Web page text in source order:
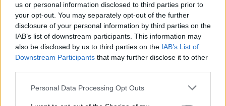
us or personal information disclosed to third parties prior to
your opt-out. You may separately opt-out of the further
disclosure of your personal information by third parties on the
IAB’s list of downstream participants. This information may
also be disclosed by us to third parties on the IAB’s List of
Downstream Participants that may further disclose it to other
Personal Data Processing Opt Outs
Τι είπε ο Βαρουφάκης στο λιμενικό που τον
έλεγξε στην Αίγινα την περίοδο της
καραντίνας
14/07/2020
κορωνοϊού, και την προσπάθεια του να μεταβεί στην Αίγινα,